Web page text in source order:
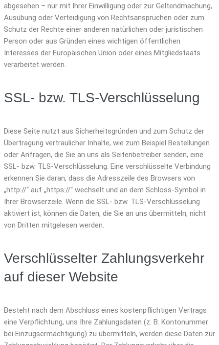
abgesehen – nur mit Ihrer Einwilligung oder zur Geltendmachung,
Ausübung oder Verteidigung von Rechtsansprüchen oder zum
Schutz der Rechte einer anderen natürlichen oder juristischen
Person oder aus Gründen eines wichtigen öffentlichen
Interesses der Europäischen Union oder eines Mitgliedstaats
verarbeitet werden.
SSL- bzw. TLS-Verschlüsselung
Diese Seite nutzt aus Sicherheitsgründen und zum Schutz der
Übertragung vertraulicher Inhalte, wie zum Beispiel Bestellungen
oder Anfragen, die Sie an uns als Seitenbetreiber senden, eine
SSL- bzw. TLS-Verschlüsselung. Eine verschlüsselte Verbindung
erkennen Sie daran, dass die Adresszeile des Browsers von
„http://“ auf „https://“ wechselt und an dem Schloss-Symbol in
Ihrer Browserzeile. Wenn die SSL- bzw. TLS-Verschlüsselung
aktiviert ist, können die Daten, die Sie an uns übermitteln, nicht
von Dritten mitgelesen werden.
Verschlüsselter Zahlungsverkehr
auf dieser Website
Besteht nach dem Abschluss eines kostenpflichtigen Vertrags
eine Verpflichtung, uns Ihre Zahlungsdaten (z. B. Kontonummer
bei Einzugsermächtigung) zu übermitteln, werden diese Daten zur